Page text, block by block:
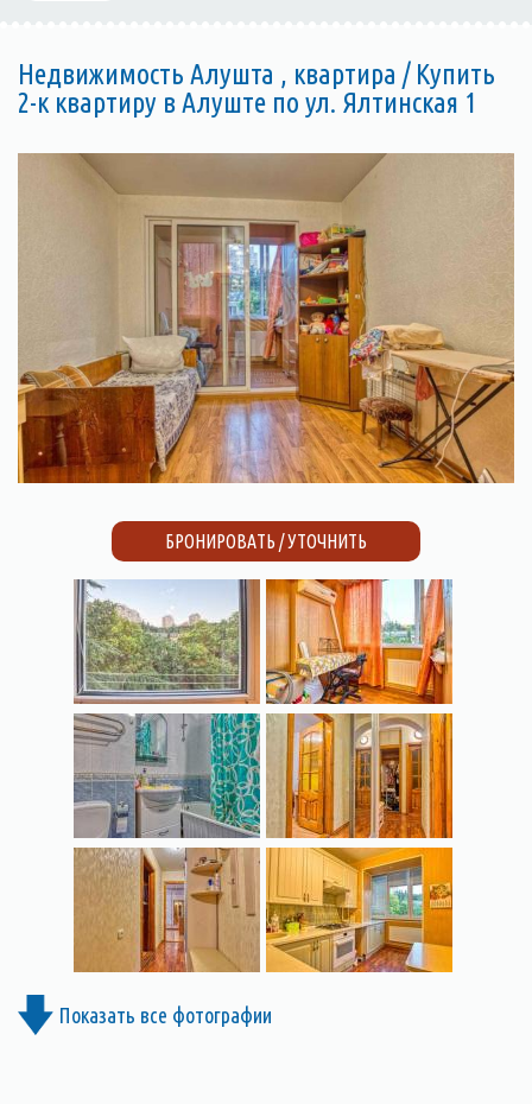
Недвижимость Алушта , квартира / Купить
2-к квартиру в Алуште по ул. Ялтинская 1
БРОНИРОВАТЬ / УТОЧНИТЬ
Показать все фотографии